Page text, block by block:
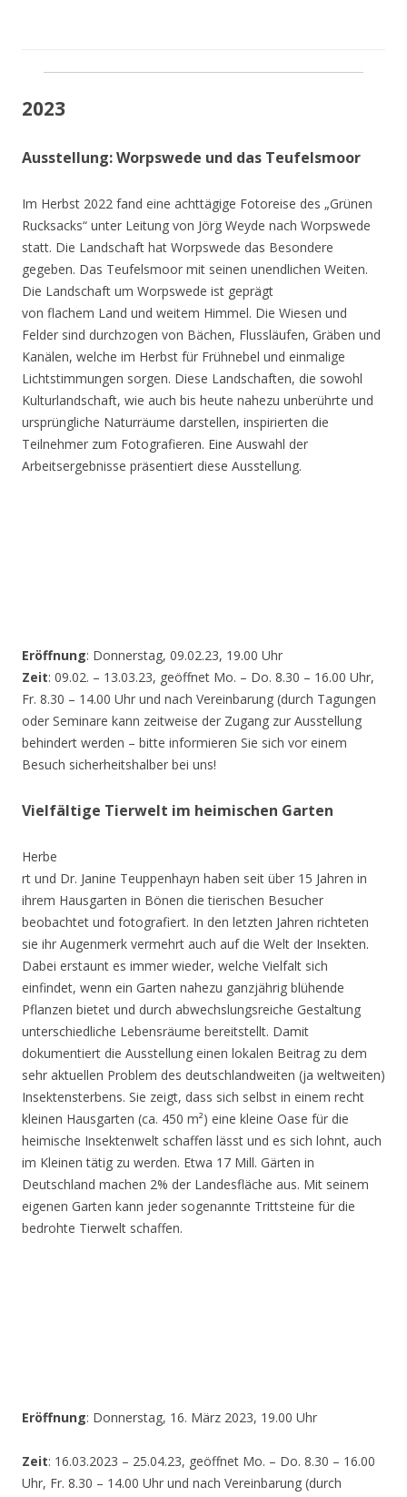
2023
Ausstellung: Worpswede und das Teufelsmoor
Im Herbst 2022 fand eine achttägige Fotoreise des „Grünen
Rucksacks“ unter Leitung von Jörg Weyde nach Worpswede
statt. Die Landschaft hat Worpswede das Besondere
gegeben. Das Teufelsmoor mit seinen unendlichen Weiten.
Die Landschaft um Worpswede ist geprägt
von flachem Land und weitem Himmel. Die Wiesen und
Felder sind durchzogen von Bächen, Flussläufen, Gräben und
Kanälen, welche im Herbst für Frühnebel und einmalige
Lichtstimmungen sorgen. Diese Landschaften, die sowohl
Kulturlandschaft, wie auch bis heute nahezu unberührte und
ursprüngliche Naturräume darstellen, inspirierten die
Teilnehmer zum Fotografieren. Eine Auswahl der
Arbeitsergebnisse präsentiert diese Ausstellung.
Eröffnung: Donnerstag, 09.02.23, 19.00 Uhr
Zeit: 09.02. – 13.03.23, geöffnet Mo. – Do. 8.30 – 16.00 Uhr,
Fr. 8.30 – 14.00 Uhr und nach Vereinbarung (durch Tagungen
oder Seminare kann zeitweise der Zugang zur Ausstellung
behindert werden – bitte informieren Sie sich vor einem
Besuch sicherheitshalber bei uns!
Vielfältige Tierwelt im heimischen Garten
Herbe
rt und Dr. Janine Teuppenhayn haben seit über 15 Jahren in
ihrem Hausgarten in Bönen die tierischen Besucher
beobachtet und fotografiert. In den letzten Jahren richteten
sie ihr Augenmerk vermehrt auch auf die Welt der Insekten.
Dabei erstaunt es immer wieder, welche Vielfalt sich
einfindet, wenn ein Garten nahezu ganzjährig blühende
Pflanzen bietet und durch abwechslungsreiche Gestaltung
unterschiedliche Lebensräume bereitstellt. Damit
dokumentiert die Ausstellung einen lokalen Beitrag zu dem
sehr aktuellen Problem des deutschlandweiten (ja weltweiten)
Insektensterbens. Sie zeigt, dass sich selbst in einem recht
kleinen Hausgarten (ca. 450 m²) eine kleine Oase für die
heimische Insektenwelt schaffen lässt und es sich lohnt, auch
im Kleinen tätig zu werden. Etwa 17 Mill. Gärten in
Deutschland machen 2% der Landesfläche aus. Mit seinem
eigenen Garten kann jeder sogenannte Trittsteine für die
bedrohte Tierwelt schaffen.
Eröffnung: Donnerstag, 16. März 2023, 19.00 Uhr
Zeit: 16.03.2023 – 25.04.23, geöffnet Mo. – Do. 8.30 – 16.00
Uhr, Fr. 8.30 – 14.00 Uhr und nach Vereinbarung (durch